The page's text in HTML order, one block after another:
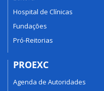
Hospital de Clínicas
Fundações
Pró-Reitorias
PROEXC
Agenda de Autoridades